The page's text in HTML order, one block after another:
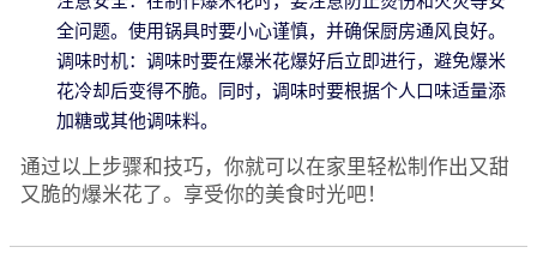
全问题。使用锅具时要小心谨慎，并确保厨房通风良好。
调味时机：调味时要在爆米花爆好后立即进行，避免爆米
花冷却后变得不脆。同时，调味时要根据个人口味适量添
加糖或其他调味料。
通过以上步骤和技巧，你就可以在家里轻松制作出又甜
又脆的爆米花了。享受你的美食时光吧！